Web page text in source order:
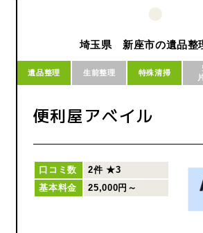
があれば出来る限り捜索させて
（貴重品,遺品捜索など出来る限
ております）
不要なものがございましたら処
致します。
依頼者様には任意となります
が、お立会いをされる事もお勧
めしております。
M.Aクリーンでは遺品整理から
埼玉県 新座市の遺品整
遺品整理 生前整理 特殊清掃
便利屋アベイル
口コミ数 2件 ★3
基本料金
25,000円～